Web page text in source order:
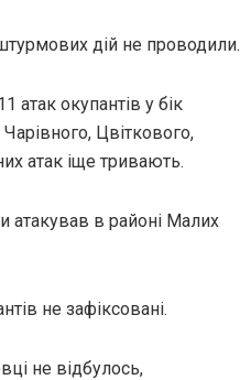
дій не проводили.
атак окупантів у бік
Цвіткового,
атак іще тривають.
атакував в районі Малих
не зафіксовані.
не відбулось,